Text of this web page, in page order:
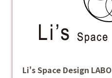
Li's Space Design LABO